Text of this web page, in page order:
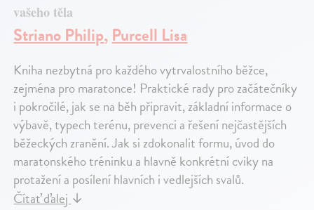
vašeho těla
Striano Philip,Purcell Lisa
Kniha nezbytná pro každého vytrvalostního běžce,
zejména pro maratonce! Praktické rady pro začátečníky
i pokročilé, jak se na běh připravit, základní informace o
výbavě, typech terénu, prevenci a řešení nejčastějších
běžeckých zranění. Jak si zdokonalit formu, úvod do
maratonského tréninku a hlavně konkrétní cviky na
protažení a posílení hlavních i vedlejších svalů.
Čítať ďalej↓